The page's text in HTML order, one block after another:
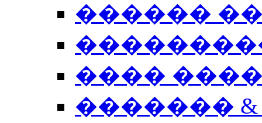
������
����
�������